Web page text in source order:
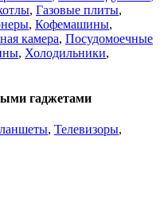
, Газовые плиты,
, Кофемашины,
камера, Посудомоечные
, Холодильники,
гаджетами
, Телевизоры,